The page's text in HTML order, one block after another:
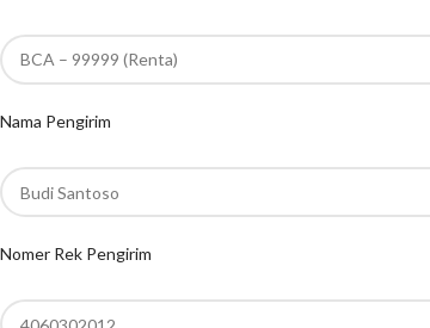
Nama Pengirim
Nomer Rek Pengirim